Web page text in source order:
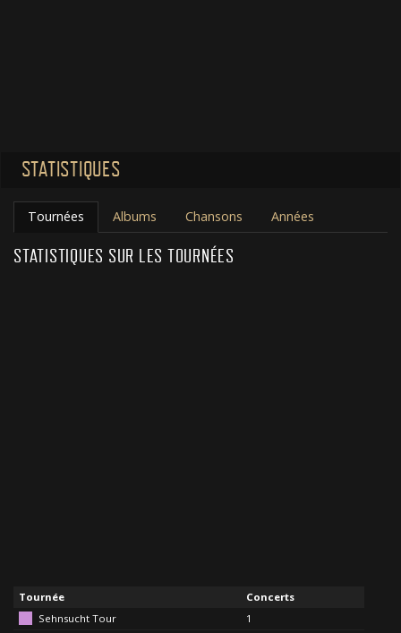
STATISTIQUES
Tournées Albums Chansons Années
STATISTIQUES SUR LES TOURNÉES
Tournée
Concerts
Sehnsucht Tour
1